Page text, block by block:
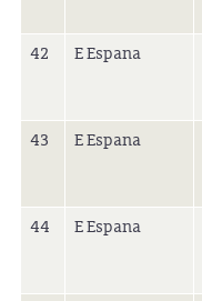
42 E Espana
43 E Espana
44 E Espana